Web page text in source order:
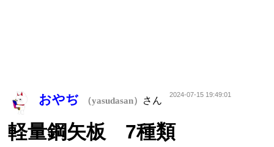
おやぢ （yasudasan） さん
2024-07-15 19:49:01
軽量鋼矢板 7種類